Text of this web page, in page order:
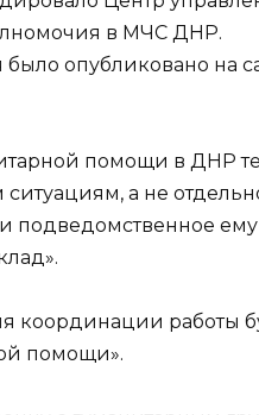
в МЧС ДНР.
опубликовано на
помощи в ДНР
а не
подведомственное ему
координации работы
помощи».